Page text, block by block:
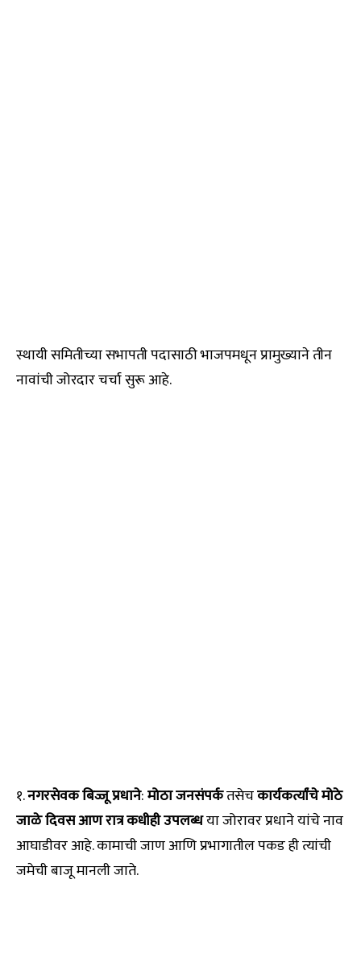
स्थायी समितीच्या सभापती पदासाठी भाजपमधून प्रामुख्याने तीन
नावांची जोरदार चर्चा सुरू आहे.
१.नगरसेवक बिज्जू प्रधाने:मोठा जनसंपर्कतसेचकार्यकर्त्यांचे मोठे
जाळेदिवस आण रात्र कधीही उपलब्धया जोरावर प्रधाने यांचे नाव
आघाडीवर आहे. कामाची जाण आणि प्रभागातील पकड ही त्यांची
जमेची बाजू मानली जाते.